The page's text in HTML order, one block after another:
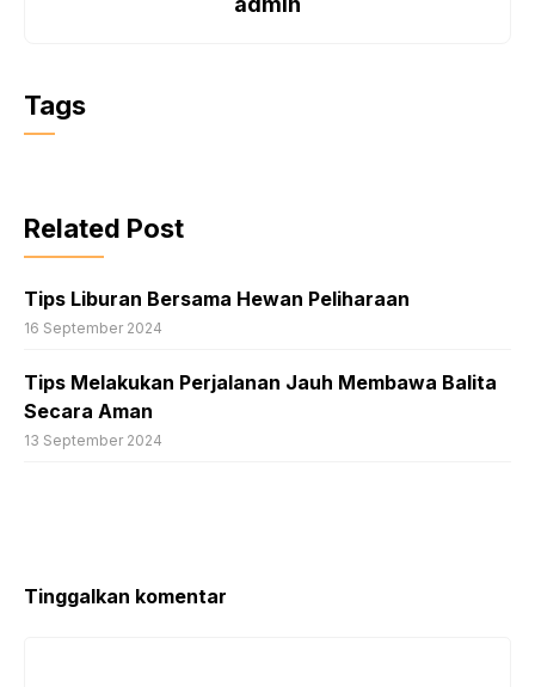
Tags
Related Post
Tips Liburan Bersama Hewan Peliharaan
16 September 2024
Tips Melakukan Perjalanan Jauh Membawa Balita
Secara Aman
13 September 2024
Tinggalkan komentar